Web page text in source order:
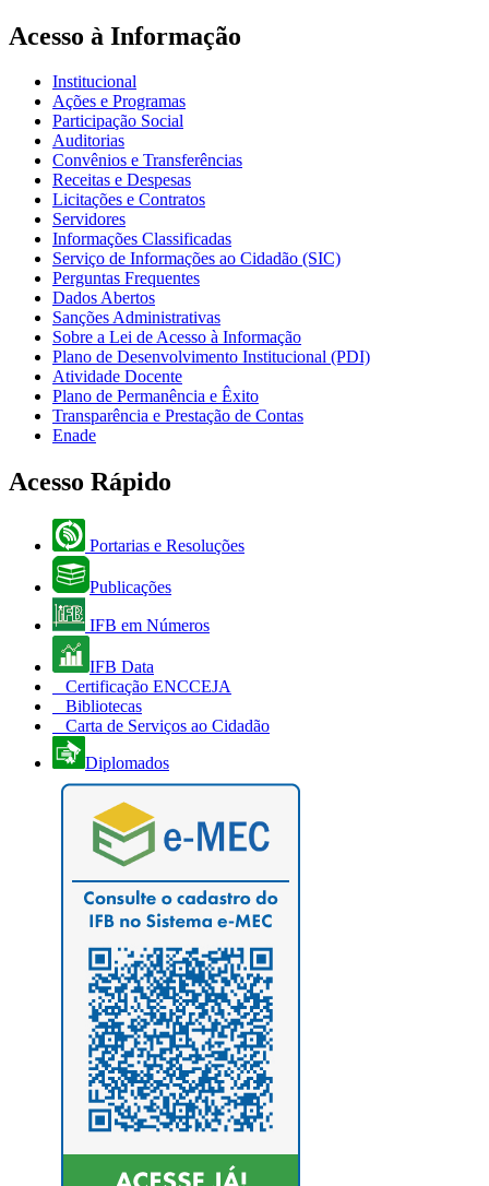
Acesso à Informação
Institucional
Ações e Programas
Participação Social
Auditorias
Convênios e Transferências
Receitas e Despesas
Licitações e Contratos
Servidores
Informações Classificadas
Serviço de Informações ao Cidadão (SIC)
Perguntas Frequentes
Dados Abertos
Sanções Administrativas
Sobre a Lei de Acesso à Informação
Plano de Desenvolvimento Institucional (PDI)
Atividade Docente
Plano de Permanência e Êxito
Transparência e Prestação de Contas
Enade
Acesso Rápido
Portarias e Resoluções
Publicações
IFB em Números
IFB Data
Certificação ENCCEJA
Bibliotecas
Carta de Serviços ao Cidadão
Diplomados